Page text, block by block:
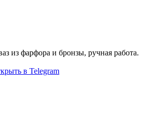
из фарфора и бронзы, ручная работа.
в Telegram